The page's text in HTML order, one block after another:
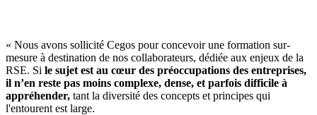
« Nous avons sollicité Cegos pour concevoir une formation sur-
mesure à destination de nos collaborateurs, dédiée aux enjeux de la
RSE. Si le sujet est au cœur des préoccupations des entreprises,
il n’en reste pas moins complexe, dense, et parfois difficile à
appréhender, tant la diversité des concepts et principes qui
l'entourent est large.